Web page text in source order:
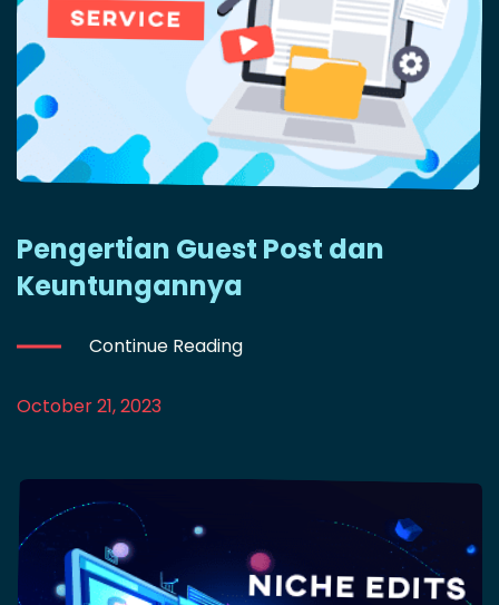
Pengertian Guest Post dan
Keuntungannya
Continue Reading
October 21, 2023